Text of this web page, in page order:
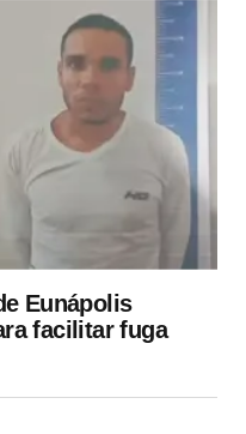
Eunápolis
facilitar fuga